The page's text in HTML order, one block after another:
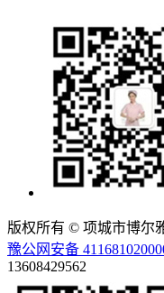
版权所有 © 项城市博尔
豫公网安备
13608429562